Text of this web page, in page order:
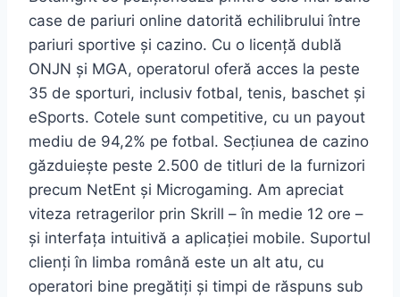
case de pariuri online datorită echilibrului între
pariuri sportive și cazino. Cu o licență dublă
ONJN și MGA, operatorul oferă acces la peste
35 de sporturi, inclusiv fotbal, tenis, baschet și
eSports. Cotele sunt competitive, cu un payout
mediu de 94,2% pe fotbal. Secțiunea de cazino
găzduiește peste 2.500 de titluri de la furnizori
precum NetEnt și Microgaming. Am apreciat
viteza retragerilor prin Skrill – în medie 12 ore –
și interfața intuitivă a aplicației mobile. Suportul
clienți în limba română este un alt atu, cu
operatori bine pregătiți și timpi de răspuns sub